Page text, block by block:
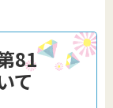
81
て